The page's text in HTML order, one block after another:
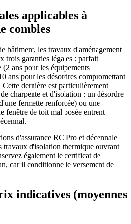
applicables à
combles
bâtiment, les travaux d'aménagement
trois garanties légales : parfait
ans pour les équipements
ans pour les désordres compromettant
dernière est particulièrement
charpente et d'isolation : un désordre
fermette renforcée) ou une
fenêtre de toit mal posée entrent
d'assurance RC Pro et décennale
travaux d'isolation thermique ouvrant
également le certificat de
car il conditionne le versement de
indicatives (moyennes